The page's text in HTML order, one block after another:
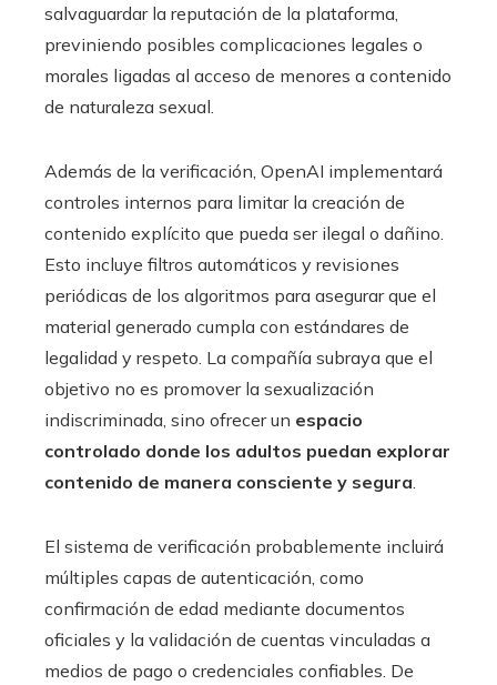
salvaguardar la reputación de la plataforma,
previniendo posibles complicaciones legales o
morales ligadas al acceso de menores a contenido
de naturaleza sexual.
Además de la verificación, OpenAI implementará
controles internos para limitar la creación de
contenido explícito que pueda ser ilegal o dañino.
Esto incluye filtros automáticos y revisiones
periódicas de los algoritmos para asegurar que el
material generado cumpla con estándares de
legalidad y respeto. La compañía subraya que el
objetivo no es promover la sexualización
indiscriminada, sino ofrecer un espacio
controlado donde los adultos puedan explorar
contenido de manera consciente y segura
El sistema de verificación probablemente incluirá
múltiples capas de autenticación, como
confirmación de edad mediante documentos
oficiales y la validación de cuentas vinculadas a
medios de pago o credenciales confiables. De